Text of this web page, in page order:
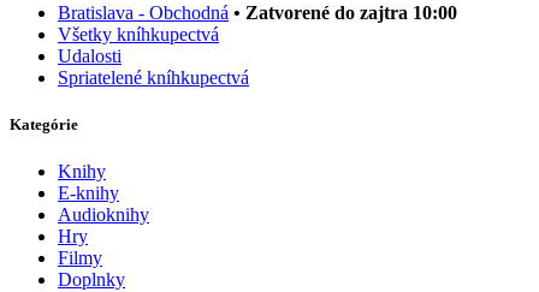
Bratislava - Obchodná • Zatvorené do zajtra 10:00
Všetky kníhkupectvá
Udalosti
Spriatelené kníhkupectvá
Kategórie
Knihy
E-knihy
Audioknihy
Hry
Filmy
Doplnky